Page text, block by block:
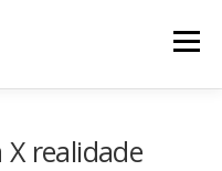
Menu
realidade